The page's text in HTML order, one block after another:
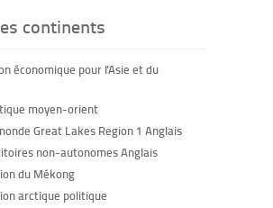
continents
économique pour l'Asie et du
moyen-orient
Great Lakes Region 1 Anglais
non-autonomes Anglais
du Mékong
arctique politique